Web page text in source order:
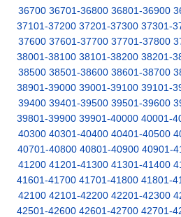
36700 36701-36800 36801-36900
37101-37200 37201-37300 37301-
37600 37601-37700 37701-37800
38001-38100 38101-38200 38201-
38500 38501-38600 38601-38700
38901-39000 39001-39100 39101-
39400 39401-39500 39501-39600
39801-39900 39901-40000 40001-
40300 40301-40400 40401-40500
40701-40800 40801-40900 40901-
41200 41201-41300 41301-41400
41601-41700 41701-41800 41801-
42100 42101-42200 42201-42300
42501-42600 42601-42700 42701-